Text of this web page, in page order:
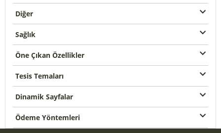
Diğer
Sağlık
Öne Çıkan Özellikler
Tesis Temaları
Dinamik Sayfalar
Ödeme Yöntemleri